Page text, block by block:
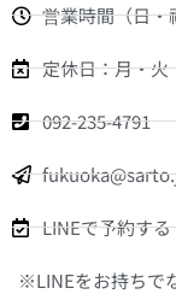
営業時間（日
定休日：月・火
092-235-4791
LINEで予約する
※LINEをお持ちで